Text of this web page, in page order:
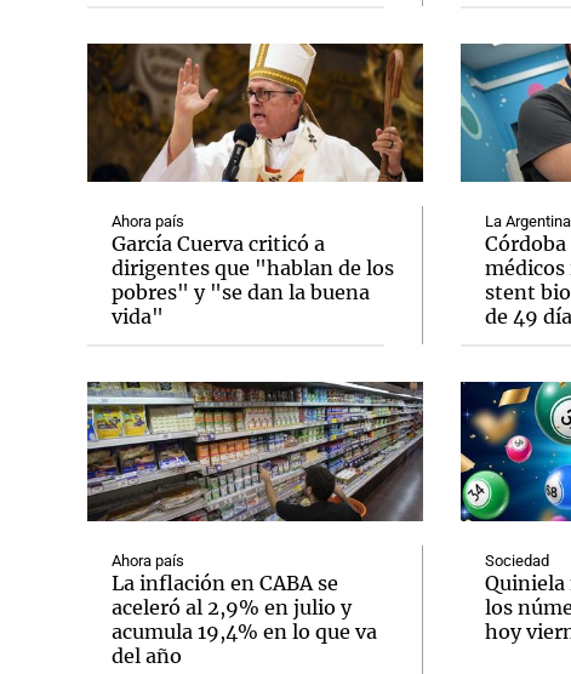
Ahora país
García Cuerva criticó a
dirigentes que "hablan de los
pobres" y "se dan la buena
vida"
Ahora país
La inflación en CABA se
aceleró al 2,9% en julio y
acumula 19,4% en lo que va
del año
La
stent
de 49
Sociedad
los
hoy
Notas